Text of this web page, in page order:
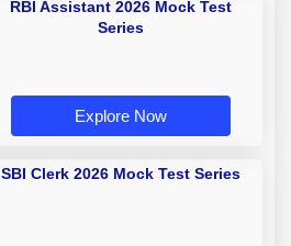
RBI Assistant 2026 Mock Test
Series
Explore Now
SBI Clerk 2026 Mock Test Series